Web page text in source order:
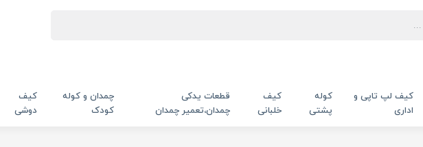
کیف لپ تاپی و
اداری
کوله
پشتی
کیف
خلبانی
قطعات یدکی
چمدان،تعمیر چمدان
چمدان و کوله
کودک
کیف
دوشی